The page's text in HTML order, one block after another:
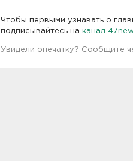
Чтобы первыми узнавать о
подписывайтесь на канал
Увидели опечатку? Сообщите